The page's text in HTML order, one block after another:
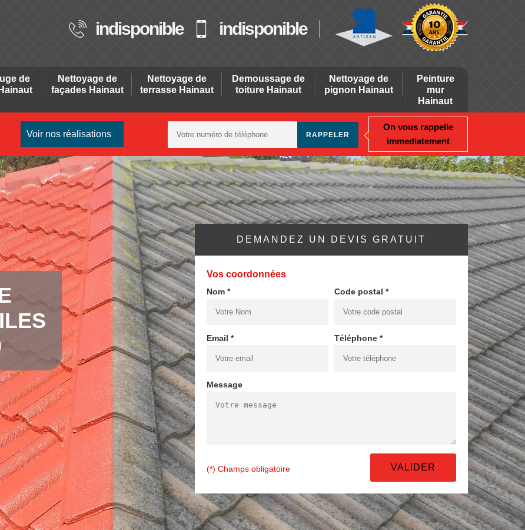
indisponible indisponible
de
Nettoyage de
façades Hainaut
Nettoyage de
terrasse Hainaut
Demoussage de
toiture Hainaut
Nettoyage de
pignon Hainaut
Peinture
mur
Hainaut
Voir nos réalisations
On vous rappelle
immediatement
DEMANDEZ UN DEVIS GRATUIT
Vos coordonnées
Nom * Code postal *
Email * Téléphone *
Message
(*) Champs obligatoire